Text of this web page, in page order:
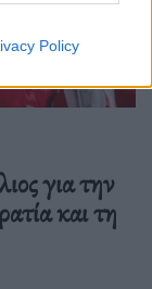
Policy
για την
και τη